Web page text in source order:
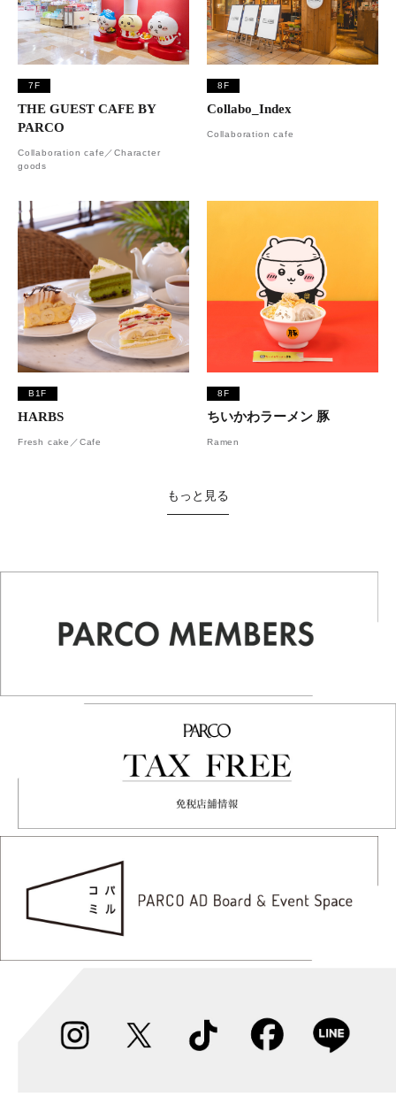
7F
THE GUEST CAFE BY
PARCO
Collaboration cafe／Character
goods
8F
Collabo_Index
Collaboration cafe
B1F
HARBS
Fresh cake／Cafe
8F
ちいかわラーメン 豚
Ramen
もっと見る